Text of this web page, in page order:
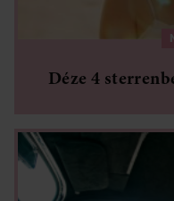
Déze 4